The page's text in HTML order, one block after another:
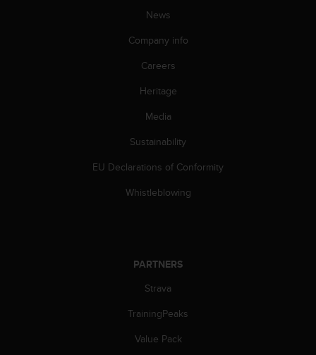
News
Company info
Careers
Heritage
Media
Sustainability
EU Declarations of Conformity
Whistleblowing
PARTNERS
Strava
TrainingPeaks
Value Pack